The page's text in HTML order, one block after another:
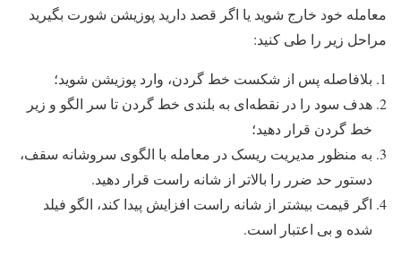
معامله خود خارج شوید یا اگر قصد دارید پوزیشن شورت بگیرید
مراحل زیر را طی کنید:
بلافاصله پس از شکست خط گردن، وارد پوزیشن شوید؛
هدف سود را در نقطه‌ای به بلندی خط گردن تا سر الگو و زیر
خط گردن قرار دهید؛
به منظور مدیریت ریسک در معامله با الگوی سروشانه سقف،
دستور حد ضرر را بالاتر از شانه راست قرار دهید.
اگر قیمت بیشتر از شانه راست افزایش پیدا کند، الگو فیلد
شده و بی اعتبار است.